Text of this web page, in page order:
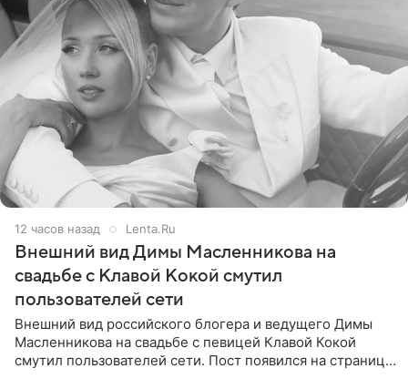
12 часов назад Lenta.Ru
Внешний вид Димы Масленникова на
свадьбе с Клавой Кокой смутил
пользователей сети
Внешний вид российского блогера и ведущего Димы
Масленникова на свадьбе с певицей Клавой Кокой
смутил пользователей сети. Пост появился на странице